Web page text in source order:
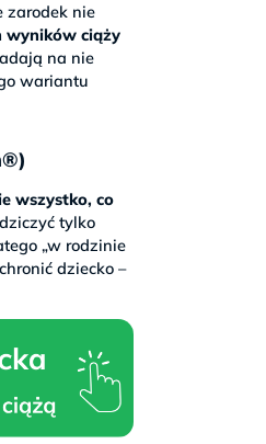
zarodek nie
wyników ciąży
na nie
wariantu
wszystko, co
tylko
„w rodzinie
dziecko –